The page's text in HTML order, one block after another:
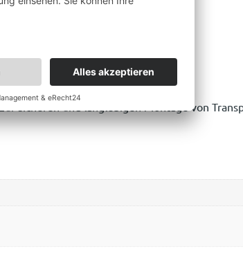
sicheren und langlebigen Montage von